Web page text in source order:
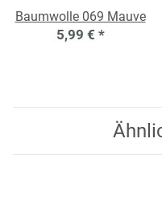
Baumwolle 069 Mauve
5,99 € *